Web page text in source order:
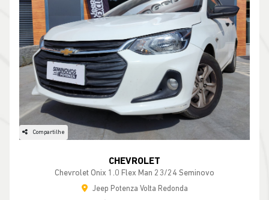
Compartilhe
CHEVROLET
Chevrolet Onix 1.0 Flex Man 23/24 Seminovo
Jeep Potenza Volta Redonda